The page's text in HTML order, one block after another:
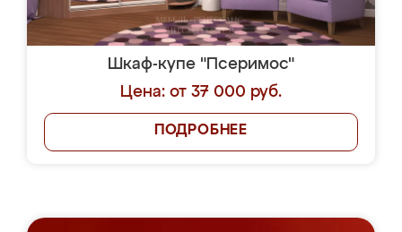
Шкаф-купе "Псеримос"
Цена: от 37 000 руб.
ПОДРОБНЕЕ